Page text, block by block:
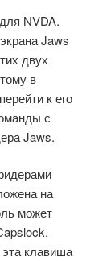
NVDA.
Jaws
двух
в
к его
с
Jaws.
на
может
клавиша